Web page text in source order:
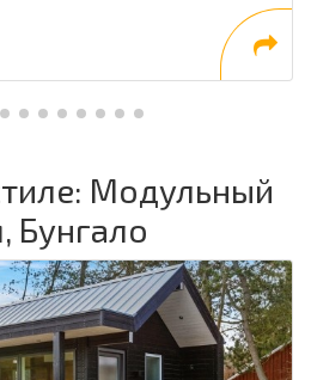
Модульный
Бунгало